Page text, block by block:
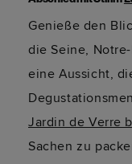
Genieße den
die Seine,
eine Aussicht,
Jardin de Verre
Sachen zu